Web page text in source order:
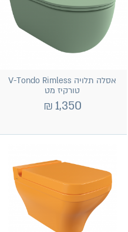
אסלה תלויה V-Tondo Rimless
טורקיז מט
1,350
₪